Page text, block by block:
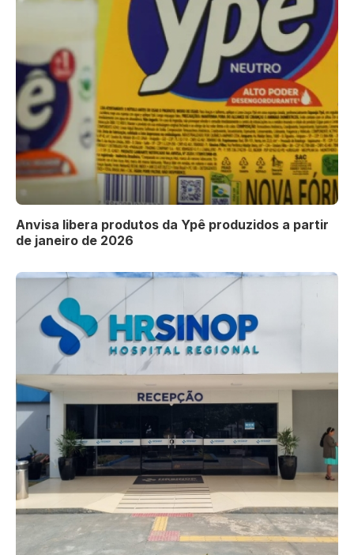
Anvisa libera produtos da Ypê produzidos a partir
de janeiro de 2026